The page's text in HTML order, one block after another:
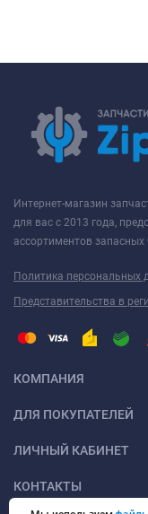
Интернет-магазин
для вас с 2013 года,
ассортиментов запасных
Политика персональных
Представительства в
КОМПАНИЯ
ДЛЯ ПОКУПАТЕЛЕЙ
ЛИЧНЫЙ КАБИНЕТ
КОНТАКТЫ